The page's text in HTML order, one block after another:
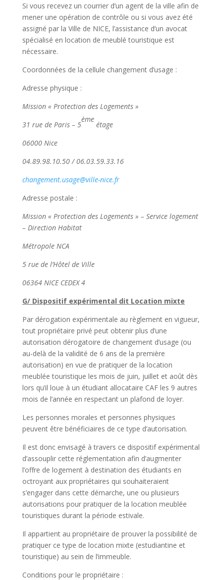
Si vous recevez un courrier d’un agent de la ville afin de
mener une opération de contrôle ou si vous avez été
assigné par la Ville de NICE, l’assistance d’un avocat
spécialisé en location de meublé touristique est
nécessaire.
Coordonnées de la cellule changement d’usage :
Adresse physique :
Mission « Protection des Logements »
31 rue de Paris – 5
ème
étage
06000 Nice
04.89.98.10.50 / 06.03.59.33.16
changement.usage@ville-nice.fr
Adresse postale :
Mission « Protection des Logements » – Service logement
– Direction Habitat
Métropole NCA
5 rue de l’Hôtel de Ville
06364 NICE CEDEX 4
G/ Dispositif expérimental dit Location mixte
Par dérogation expérimentale au règlement en vigueur,
tout propriétaire privé peut obtenir plus d’une
autorisation dérogatoire de changement d’usage (ou
au-delà de la validité de 6 ans de la première
autorisation) en vue de pratiquer de la location
meublée touristique les mois de juin, juillet et août dès
lors qu’il loue à un étudiant allocataire CAF les 9 autres
mois de l’année en respectant un plafond de loyer.
Les personnes morales et personnes physiques
peuvent être bénéficiaires de ce type d’autorisation.
Il est donc envisagé à travers ce dispositif expérimental
d’assouplir cette réglementation afin d’augmenter
l’offre de logement à destination des étudiants en
octroyant aux propriétaires qui souhaiteraient
s’engager dans cette démarche, une ou plusieurs
autorisations pour pratiquer de la location meublée
touristiques durant la période estivale.
Il appartient au propriétaire de prouver la possibilité de
pratiquer ce type de location mixte (estudiantine et
touristique) au sein de l’immeuble.
Conditions pour le propriétaire :